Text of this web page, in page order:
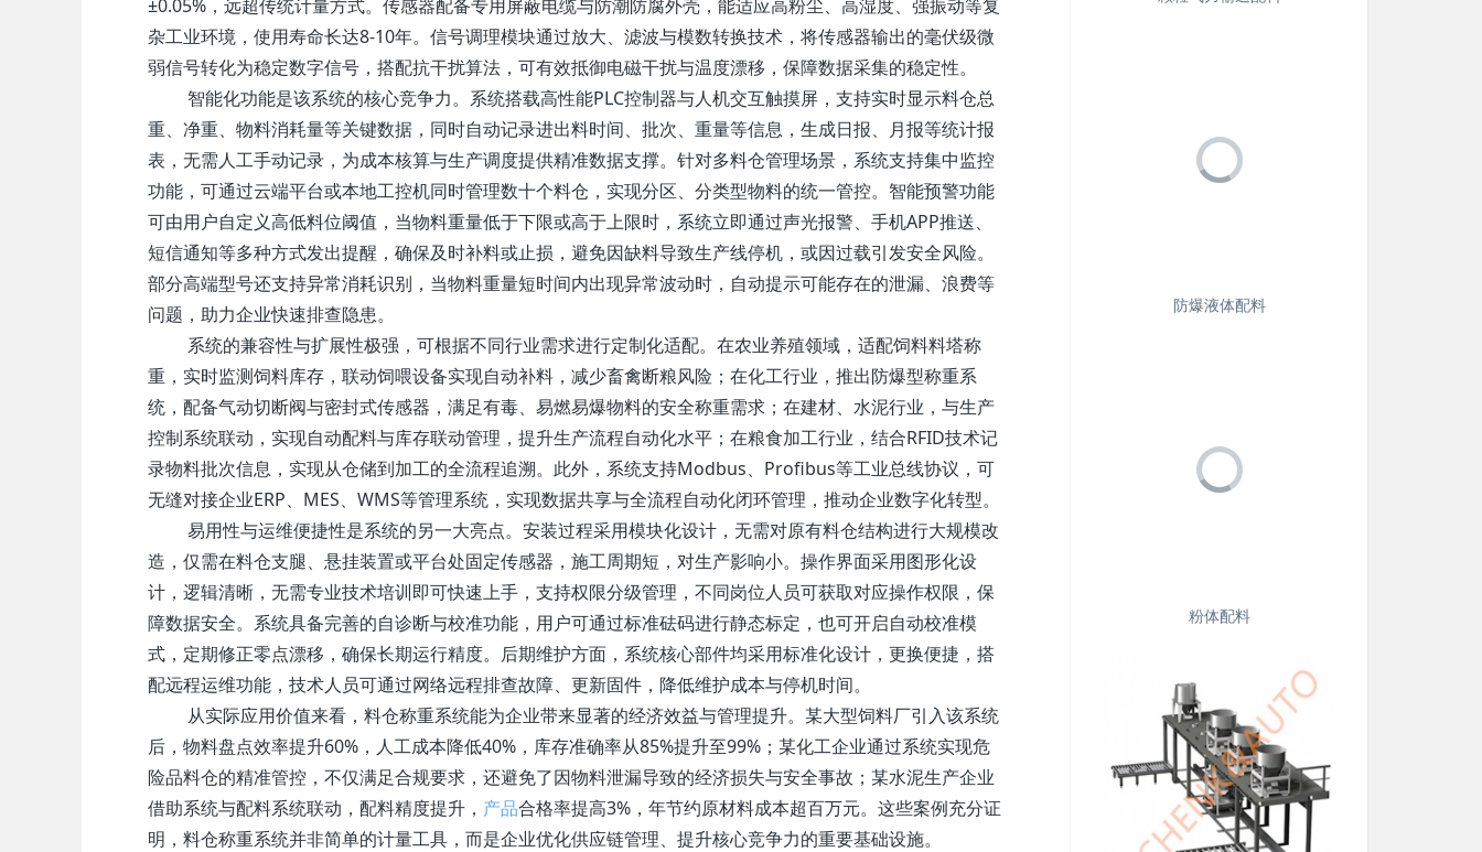
±0.05%，远超传统计量方式。传感器配备专用屏蔽电缆与防潮防腐外壳，能适应高粉尘、高湿度、强振动等复
杂工业环境，使用寿命长达8-10年。信号调理模块通过放大、滤波与模数转换技术，将传感器输出的毫伏级微
弱信号转化为稳定数字信号，搭配抗干扰算法，可有效抵御电磁干扰与温度漂移，保障数据采集的稳定性。
智能化功能是该系统的核心竞争力。系统搭载高性能PLC控制器与人机交互触摸屏，支持实时显示料仓总
重、净重、物料消耗量等关键数据，同时自动记录进出料时间、批次、重量等信息，生成日报、月报等统计报
表，无需人工手动记录，为成本核算与生产调度提供精准数据支撑。针对多料仓管理场景，系统支持集中监控
功能，可通过云端平台或本地工控机同时管理数十个料仓，实现分区、分类型物料的统一管控。智能预警功能
可由用户自定义高低料位阈值，当物料重量低于下限或高于上限时，系统立即通过声光报警、手机APP推送、
短信通知等多种方式发出提醒，确保及时补料或止损，避免因缺料导致生产线停机，或因过载引发安全风险。
部分高端型号还支持异常消耗识别，当物料重量短时间内出现异常波动时，自动提示可能存在的泄漏、浪费等
问题，助力企业快速排查隐患。
系统的兼容性与扩展性极强，可根据不同行业需求进行定制化适配。在农业养殖领域，适配饲料料塔称
重，实时监测饲料库存，联动饲喂设备实现自动补料，减少畜禽断粮风险；在化工行业，推出防爆型称重系
统，配备气动切断阀与密封式传感器，满足有毒、易燃易爆物料的安全称重需求；在建材、水泥行业，与生产
控制系统联动，实现自动配料与库存联动管理，提升生产流程自动化水平；在粮食加工行业，结合RFID技术记
录物料批次信息，实现从仓储到加工的全流程追溯。此外，系统支持Modbus、Profibus等工业总线协议，可
无缝对接企业ERP、MES、WMS等管理系统，实现数据共享与全流程自动化闭环管理，推动企业数字化转型。
易用性与运维便捷性是系统的另一大亮点。安装过程采用模块化设计，无需对原有料仓结构进行大规模改
造，仅需在料仓支腿、悬挂装置或平台处固定传感器，施工周期短，对生产影响小。操作界面采用图形化设
计，逻辑清晰，无需专业技术培训即可快速上手，支持权限分级管理，不同岗位人员可获取对应操作权限，保
障数据安全。系统具备完善的自诊断与校准功能，用户可通过标准砝码进行静态标定，也可开启自动校准模
式，定期修正零点漂移，确保长期运行精度。后期维护方面，系统核心部件均采用标准化设计，更换便捷，搭
配远程运维功能，技术人员可通过网络远程排查故障、更新固件，降低维护成本与停机时间。
从实际应用价值来看，料仓称重系统能为企业带来显著的经济效益与管理提升。某大型饲料厂引入该系统
后，物料盘点效率提升60%，人工成本降低40%，库存准确率从85%提升至99%；某化工企业通过系统实现危
险品料仓的精准管控，不仅满足合规要求，还避免了因物料泄漏导致的经济损失与安全事故；某水泥生产企业
借助系统与配料系统联动，配料精度提升， 产品合格率提高3%，年节约原材料成本超百万元。这些案例充分证
明，料仓称重系统并非简单的计量工具，而是企业优化供应链管理、提升核心竞争力的重要基础设施。
防爆液体配料
粉体配料